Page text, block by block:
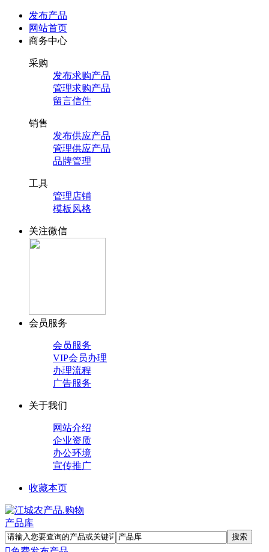
发布产品
网站首页
商务中心
采购
发布求购产品
管理求购产品
留言信件
销售
发布供应产品
管理供应产品
品牌管理
工具
管理店铺
模板风格
关注微信
会员服务
会员服务
VIP会员办理
办理流程
广告服务
关于我们
网站介绍
企业资质
办公环境
宣传推广
收藏本页
产品库